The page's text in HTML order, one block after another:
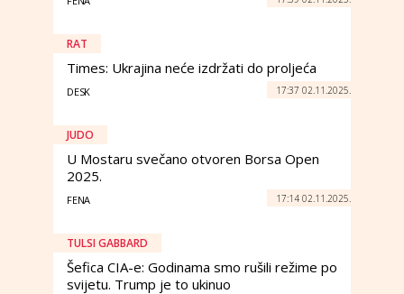
RAT
Times: Ukrajina neće izdržati do proljeća
DESK 17:37 02.11.2025.
JUDO
U Mostaru svečano otvoren Borsa Open
2025.
FENA 17:14 02.11.2025.
TULSI GABBARD
Šefica CIA-e: Godinama smo rušili režime po
svijetu. Trump je to ukinuo